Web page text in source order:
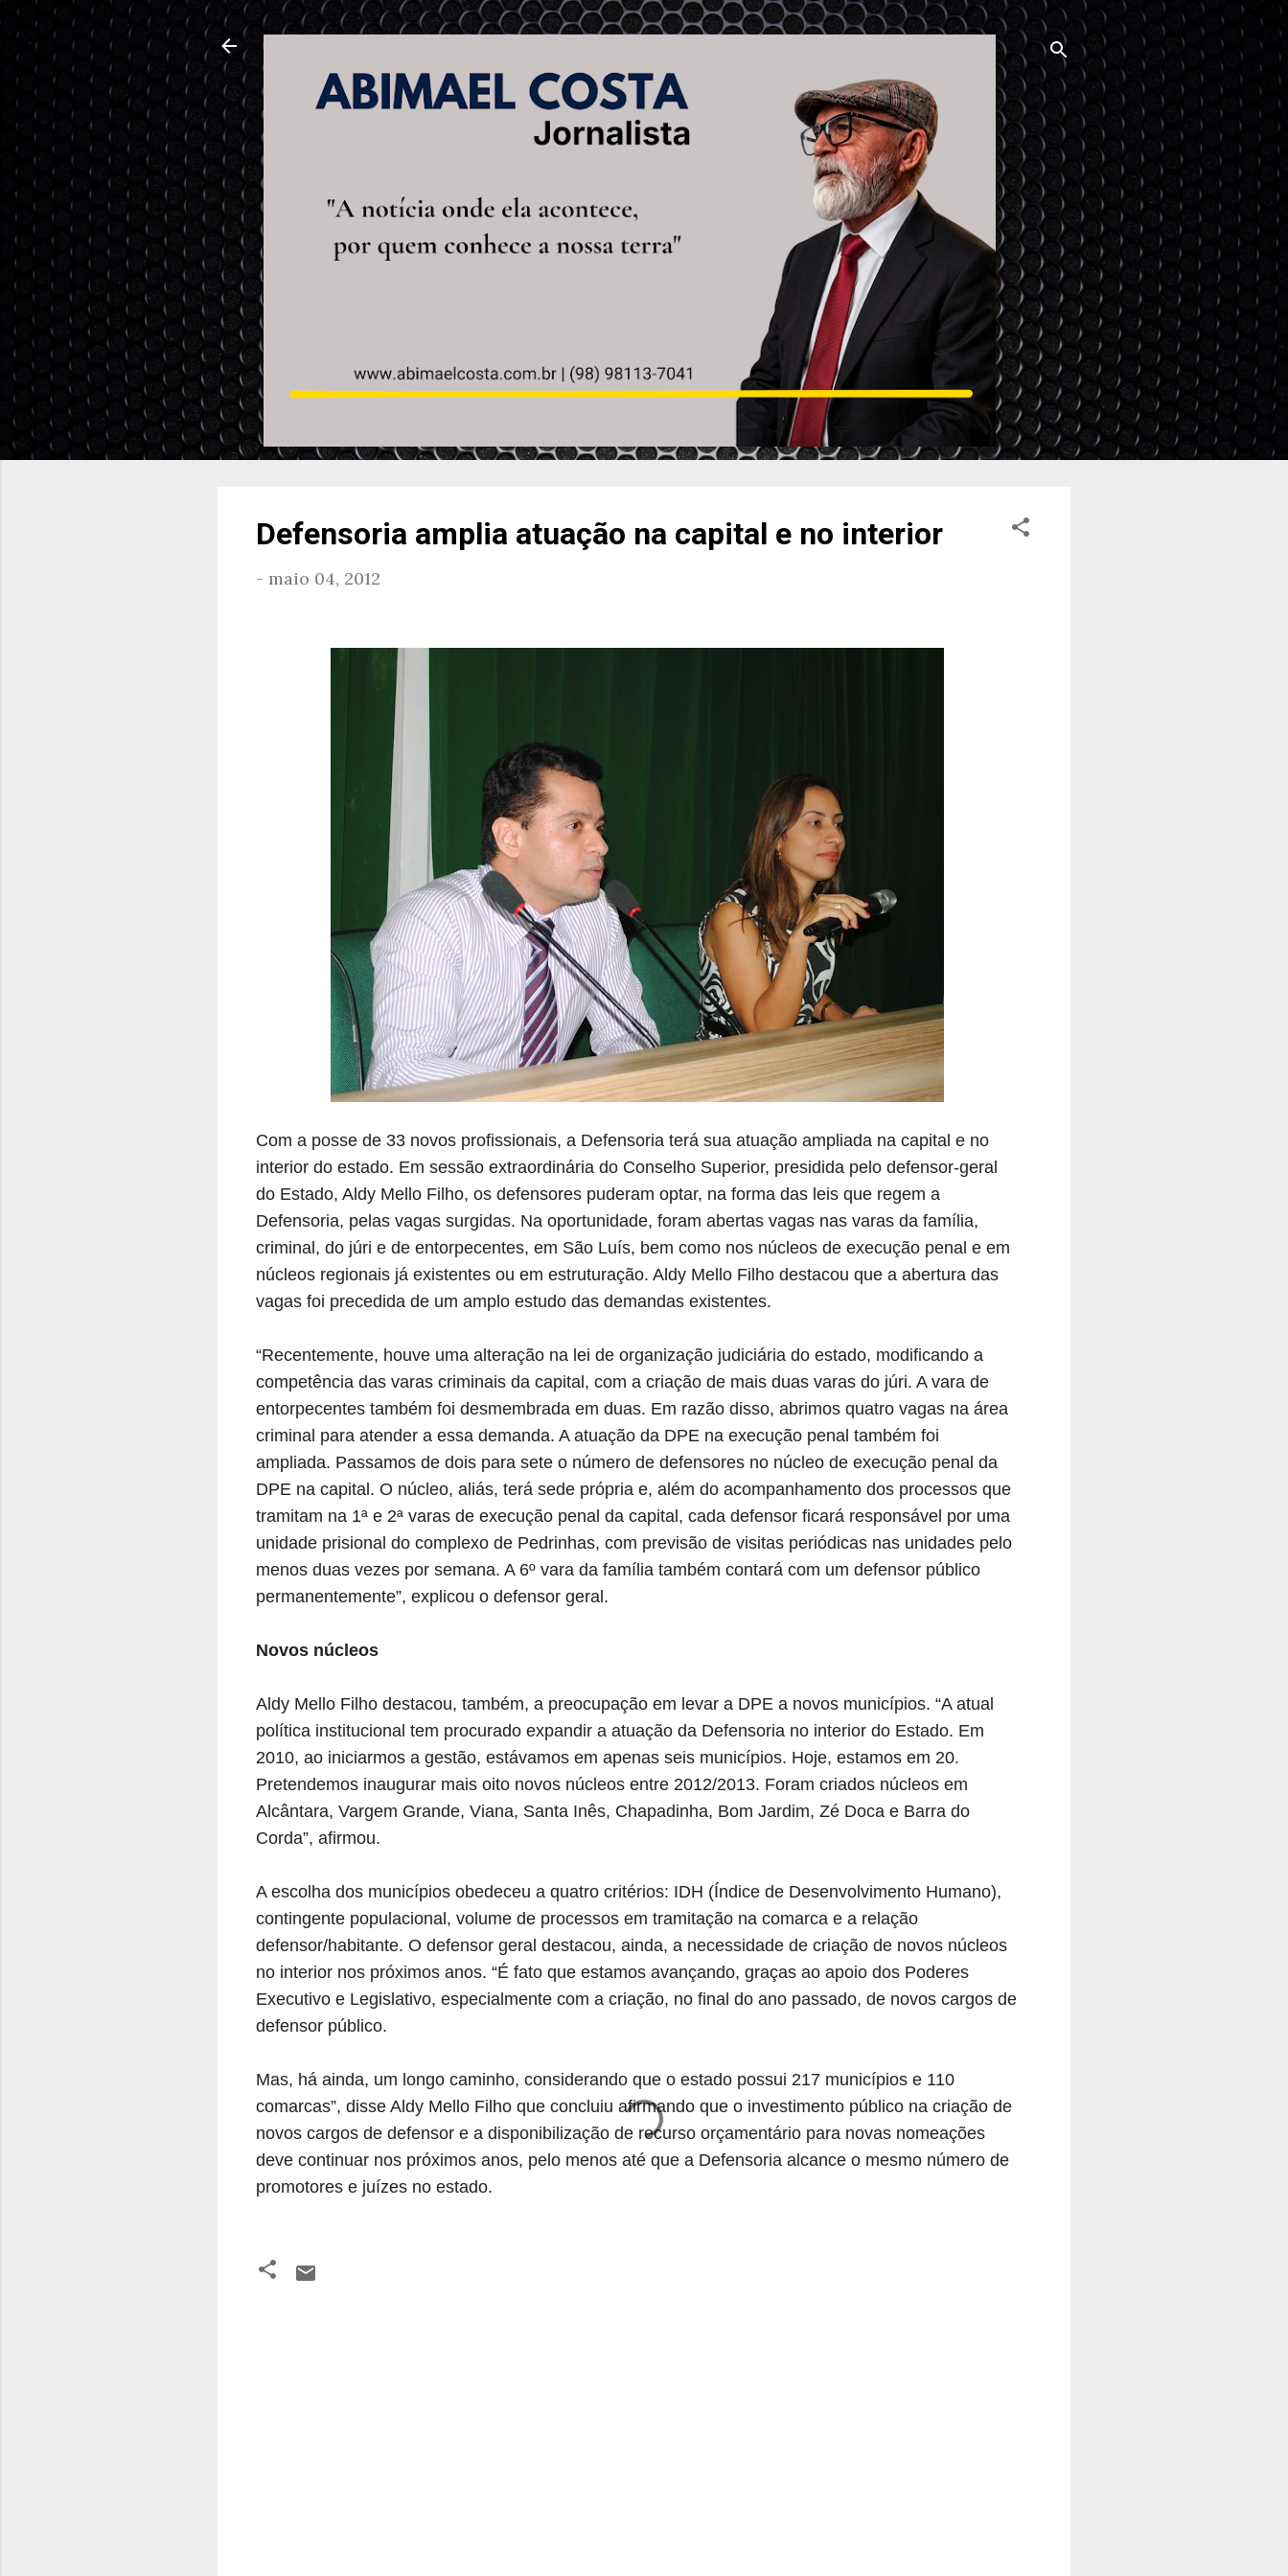
Pular para o conteúdo principal
Defensoria amplia atuação na capital e no interior
- maio 04, 2012
Com a posse de 33 novos profissionais, a Defensoria terá sua atuação ampliada na capital e no
interior do estado. Em sessão extraordinária do Conselho Superior, presidida pelo defensor-geral
do Estado, Aldy Mello Filho, os defensores puderam optar, na forma das leis que regem a
Defensoria, pelas vagas surgidas. Na oportunidade, foram abertas vagas nas varas da família,
criminal, do júri e de entorpecentes, em São Luís, bem como nos núcleos de execução penal e em
núcleos regionais já existentes ou em estruturação. Aldy Mello Filho destacou que a abertura das
vagas foi precedida de um amplo estudo das demandas existentes.
“Recentemente, houve uma alteração na lei de organização judiciária do estado, modificando a
competência das varas criminais da capital, com a criação de mais duas varas do júri. A vara de
entorpecentes também foi desmembrada em duas. Em razão disso, abrimos quatro vagas na área
criminal para atender a essa demanda. A atuação da DPE na execução penal também foi
ampliada. Passamos de dois para sete o número de defensores no núcleo de execução penal da
DPE na capital. O núcleo, aliás, terá sede própria e, além do acompanhamento dos processos que
tramitam na 1ª e 2ª varas de execução penal da capital, cada defensor ficará responsável por uma
unidade prisional do complexo de Pedrinhas, com previsão de visitas periódicas nas unidades pelo
menos duas vezes por semana. A 6º vara da família também contará com um defensor público
permanentemente”, explicou o defensor geral.
Novos núcleos
Aldy Mello Filho destacou, também, a preocupação em levar a DPE a novos municípios. “A atual
política institucional tem procurado expandir a atuação da Defensoria no interior do Estado. Em
2010, ao iniciarmos a gestão, estávamos em apenas seis municípios. Hoje, estamos em 20.
Pretendemos inaugurar mais oito novos núcleos entre 2012/2013. Foram criados núcleos em
Alcântara, Vargem Grande, Viana, Santa Inês, Chapadinha, Bom Jardim, Zé Doca e Barra do
Corda”, afirmou.
A escolha dos municípios obedeceu a quatro critérios: IDH (Índice de Desenvolvimento Humano),
contingente populacional, volume de processos em tramitação na comarca e a relação
defensor/habitante. O defensor geral destacou, ainda, a necessidade de criação de novos núcleos
no interior nos próximos anos. “É fato que estamos avançando, graças ao apoio dos Poderes
Executivo e Legislativo, especialmente com a criação, no final do ano passado, de novos cargos de
defensor público.
Mas, há ainda, um longo caminho, considerando que o estado possui 217 municípios e 110
comarcas”, disse Aldy Mello Filho que concluiu afirmando que o investimento público na criação de
novos cargos de defensor e a disponibilização de recurso orçamentário para novas nomeações
deve continuar nos próximos anos, pelo menos até que a Defensoria alcance o mesmo número de
promotores e juízes no estado.